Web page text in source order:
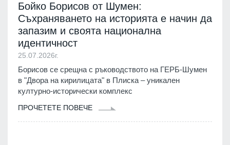
Бойко Борисов от Шумен:
Съхраняването на историята е начин да
запазим и своята национална
идентичност
25.07.2026г.
Борисов се срещна с ръководството на ГЕРБ-Шумен
в "Двора на кирилицата" в Плиска – уникален
културно-исторически комплекс
ПРОЧЕТЕТЕ ПОВЕЧЕ